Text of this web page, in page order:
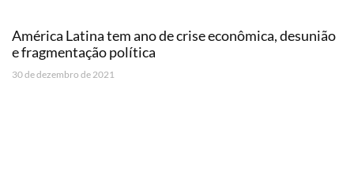
América Latina tem ano de crise econômica, desunião
e fragmentação política
30 de dezembro de 2021